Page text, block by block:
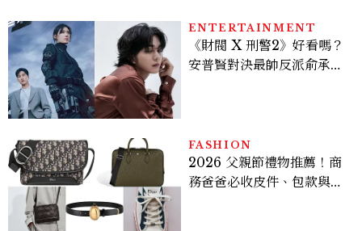
ENTERTAINMENT
《財閥 X 刑警2》好看嗎？
安普賢對決最帥反派俞承
多大？
FASHION
2026 父親節禮物推薦！商
務爸爸必收皮件、包款與鞋